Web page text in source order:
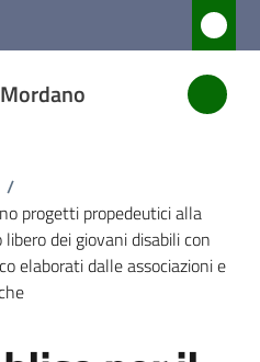
/
progetti propedeutici alla
dei giovani disabili con
elaborati dalle associazioni e